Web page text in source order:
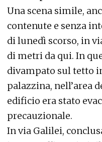
Una scena simile,
contenute e senza
di lunedì scorso, in
di metri da qui. In
divampato sul tetto
palazzina, nell’area
edificio era stato
precauzionale.
In via Galilei,